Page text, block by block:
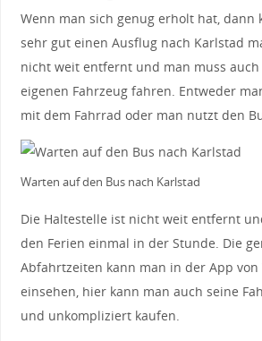
Wenn man sich genug erholt hat, dann
sehr gut einen Ausflug nach Karlstad
nicht weit entfernt und man muss
eigenen Fahrzeug fahren. Entweder
mit dem Fahrrad oder man nutzt den
Warten auf den Bus nach Karlstad
Die Haltestelle ist nicht weit entfernt
den Ferien einmal in der Stunde. Die
Abfahrtzeiten kann man in der App von
einsehen, hier kann man auch seine
und unkompliziert kaufen.